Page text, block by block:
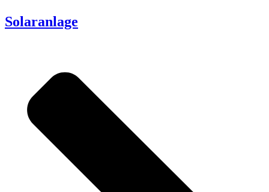
Solaranlage